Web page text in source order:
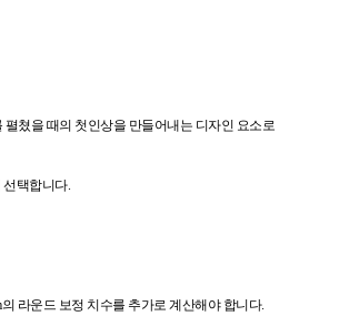
펼쳤을 때의 첫인상을 만들어내는 디자인 요소로
선택합니다.
라운드 보정 치수를 추가로 계산해야 합니다.